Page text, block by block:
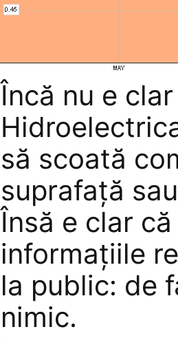
Încă nu e
să scoată
suprafaţă
Însă e clar
informaţiile
la public: de
nimic.